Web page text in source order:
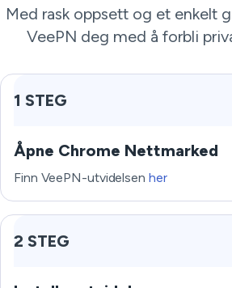
Med rask oppsett og et enkelt
VeePN deg med å forbli
1 STEG
Åpne Chrome Nettmarked
Finn VeePN-utvidelsen her
2 STEG